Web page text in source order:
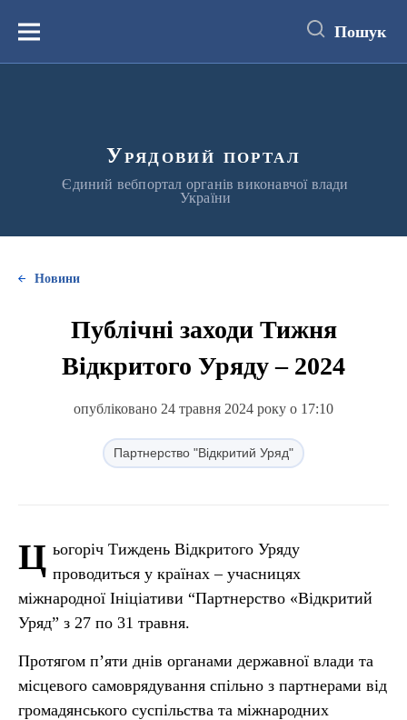
вмістуМеню Пошук
Урядовий портал
Єдиний вебпортал органів виконавчої влади
України
Новини
Публічні заходи Тижня
Відкритого Уряду – 2024
опубліковано 24 травня 2024 року о 17:10
Партнерство "Відкритий Уряд"
Ц ьогоріч Тиждень Відкритого Уряду
проводиться у країнах – учасницях
міжнародної Ініціативи “Партнерство «Відкритий
Уряд” з 27 по 31 травня.
Протягом п’яти днів органами державної влади та
місцевого самоврядування спільно з партнерами від
громадянського суспільства та міжнародних